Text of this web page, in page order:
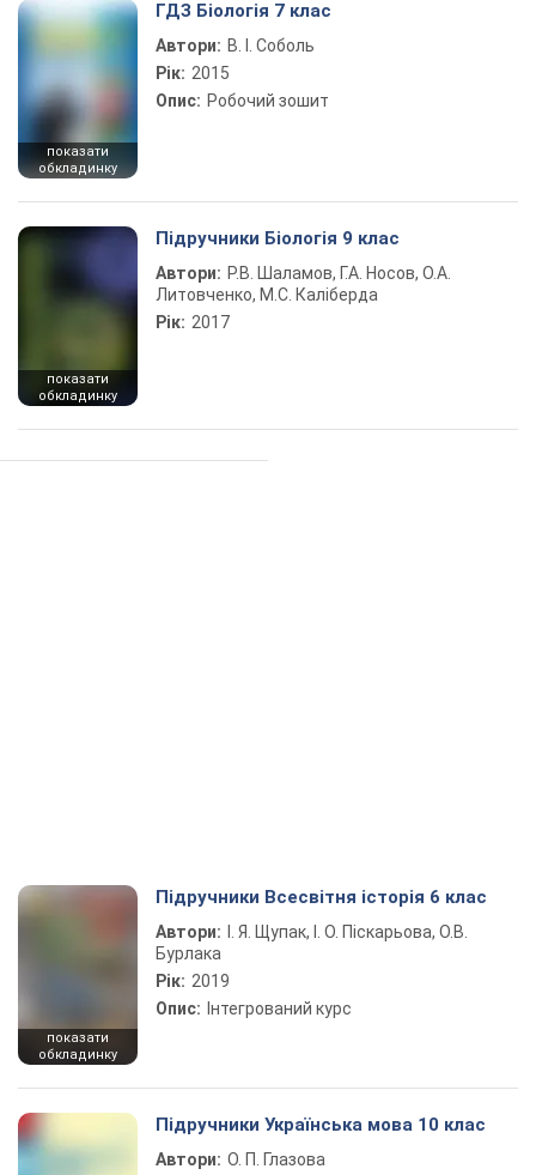
показати
обкладинку
ГДЗ Біологія 7 клас
Автори: В. І. Соболь
Рік: 2015
Опис: Робочий зошит
показати
обкладинку
Підручники Біологія 9 клас
Автори: Р.В. Шаламов, Г.А. Носов, О.А.
Литовченко, М.С. Каліберда
Рік: 2017
показати
обкладинку
Підручники Всесвітня історія 6 клас
Автори:
І. Я. Щупак, І. О. Піскарьова, О.В.
Бурлака
Рік: 2019
Опис: Інтегрований курс
Підручники Українська мова 10 клас
Автори: О. П. Глазова